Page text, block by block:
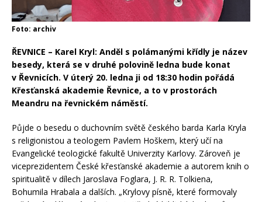
Foto: archiv
ŘEVNICE – Karel Kryl: Anděl s polámanými křídly je název
besedy, která se v druhé polovině ledna bude konat
v Řevnicích. V úterý 20. ledna ji od 18:30 hodin pořádá
Křesťanská akademie Řevnice, a to v prostorách
Meandru na řevnickém náměstí.
Půjde o besedu o duchovním světě českého barda Karla Kryla
s religionistou a teologem Pavlem Hoškem, který učí na
Evangelické teologické fakultě Univerzity Karlovy. Zároveň je
viceprezidentem České křesťanské akademie a autorem knih o
spiritualitě v dílech Jaroslava Foglara, J. R. R. Tolkiena,
Bohumila Hrabala a dalších. „Krylovy písně, které formovaly